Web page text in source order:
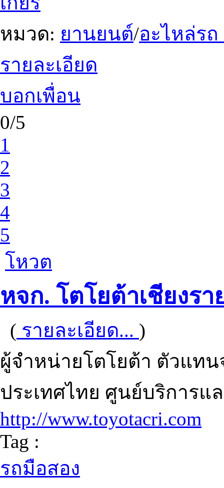
หมวด: ยานยนต์/อะไหล่ร
รายละเอียด
บอกเพื่อน
0/5
1
2
3
4
5
โหวต
หจก. โตโยต้าเชียงรา
( รายละเอียด... )
ผู้จำหน่ายโตโยต้า ตัวแท
ประเทศไทย ศูนย์บริการแ
http://www.toyotacri.com
Tag :
รถมือสอง